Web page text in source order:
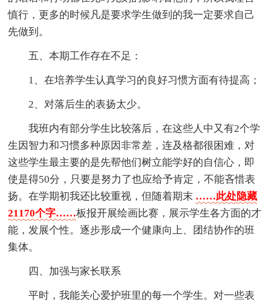
慎行，更多的时候凡是要求学生做到的我一定要求自己
先做到。
五、本期工作存在不足：
1、在培养学生认真学习的良好习惯方面有待提高；
2、对落后生的表扬太少。
我班内有部分学生比较落后，在这些人中又有2个学
生因智力和习惯多种原因非常差，连及格都很困难，对
这些学生最主要的是先帮他们树立能学好的自信心，即
使是得50分，只要是努力了也应给予肯定，不能吝惜表
扬。在学期初我还比较重视，但随着期末 ……此处隐藏
21170个字……板报开展绘画比赛，展示学生各方面的才
能，发展个性。逐步形成一个健康向上、团结协作的班
集体。
四、加强与家长联系
平时，我能关心爱护班里的每一个学生。对一些表